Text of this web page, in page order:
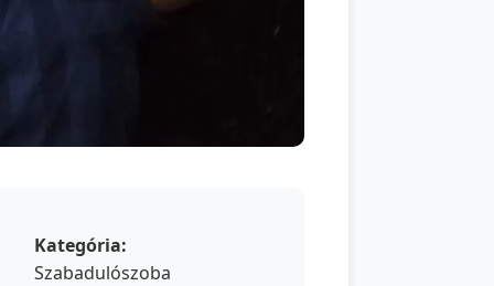
Kategória:
Szabadulószoba